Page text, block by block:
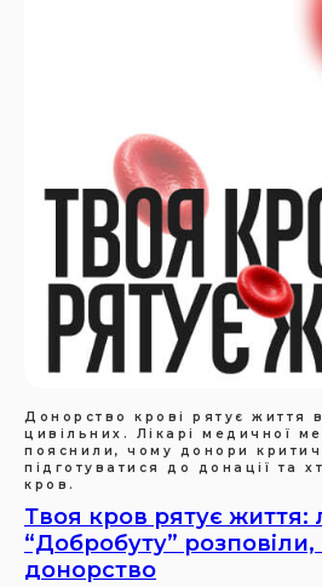
Донорство крові рятує життя
цивільних. Лікарі медичної
пояснили, чому донори
підготуватися до донації та
кров.
Твоя кров рятує життя:
“Добробуту”
донорство